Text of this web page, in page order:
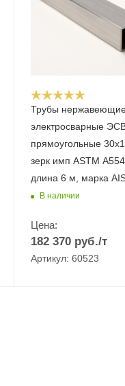
Трубы
электросварные
прямоугольные
зерк имп ASTM A554,
длина 6 м, марка
В наличии
Цена:
182 370 руб./т
Артикул: 60523